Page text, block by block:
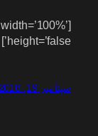
height=’false’]
سپتامبر 19, 2018